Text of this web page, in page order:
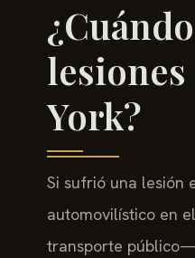
York?
Si sufrió una lesión
automovilístico en
transporte público—